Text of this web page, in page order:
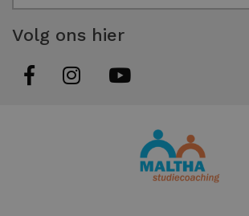
Volg ons hier